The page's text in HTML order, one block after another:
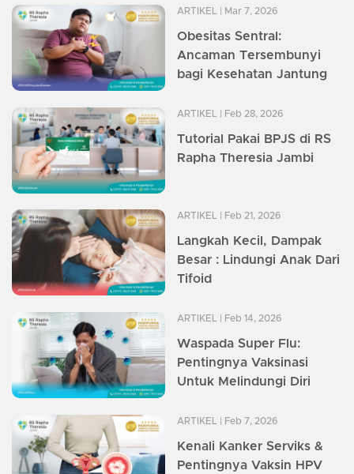
ARTIKEL | Mar 7, 2026
Obesitas Sentral:
Ancaman Tersembunyi
bagi Kesehatan Jantung
ARTIKEL | Feb 28, 2026
Tutorial Pakai BPJS di RS
Rapha Theresia Jambi
ARTIKEL | Feb 21, 2026
Langkah Kecil, Dampak
Besar : Lindungi Anak Dari
Tifoid
ARTIKEL | Feb 14, 2026
Waspada Super Flu:
Pentingnya Vaksinasi
Untuk Melindungi Diri
ARTIKEL | Feb 7, 2026
Kenali Kanker Serviks &
Pentingnya Vaksin HPV